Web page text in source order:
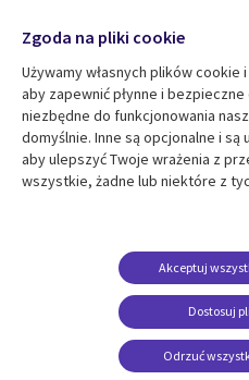
Centrum zasobów
Library
SECTIONS
POLSKA
Artykuły
Social
Media
SECTIONS
POLSKA
Zgoda na pliki cookie
Używamy własnych plików
aby zapewnić płynne i
niezbędne do funkcjonowania
domyślnie. Inne są opcjonalne i
aby ulepszyć Twoje wrażenia z
wszystkie, żadne lub niektóre z
Dostosuj
Akceptuj
Odrzuć